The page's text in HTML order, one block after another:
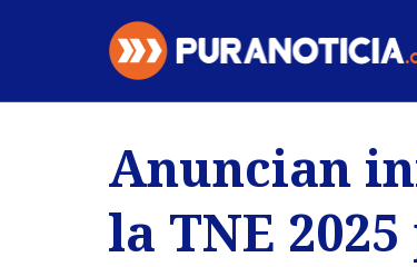
Regiones
Deportes
Anuncian
la TNE